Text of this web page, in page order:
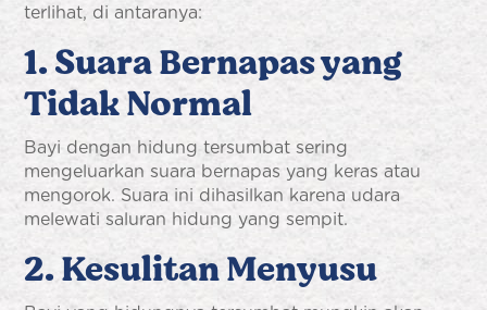
terlihat, di antaranya:
1. Suara Bernapas yang
Tidak Normal
Bayi dengan hidung tersumbat sering
mengeluarkan suara bernapas yang keras atau
mengorok. Suara ini dihasilkan karena udara
melewati saluran hidung yang sempit.
2. Kesulitan Menyusu